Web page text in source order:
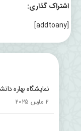
اشتراک گذاری:
[addtoany]
نمایشگاه بهاره
2 مارس 2025